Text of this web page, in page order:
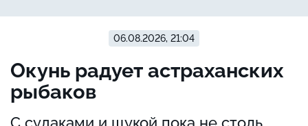
06.08.2026, 21:04
Окунь радует астраханских
рыбаков